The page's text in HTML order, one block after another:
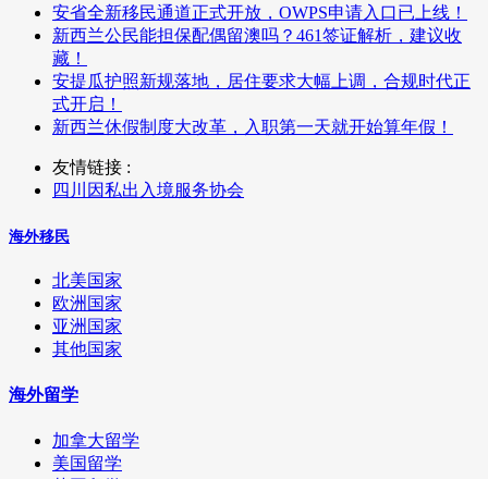
安省全新移民通道正式开放，OWPS申请入口已上线！
新西兰公民能担保配偶留澳吗？461签证解析，建议收
藏！
安提瓜护照新规落地，居住要求大幅上调，合规时代正
式开启！
新西兰休假制度大改革，入职第一天就开始算年假！
友情链接 :
四川因私出入境服务协会
海外移民
北美国家
欧洲国家
亚洲国家
其他国家
海外留学
加拿大留学
美国留学